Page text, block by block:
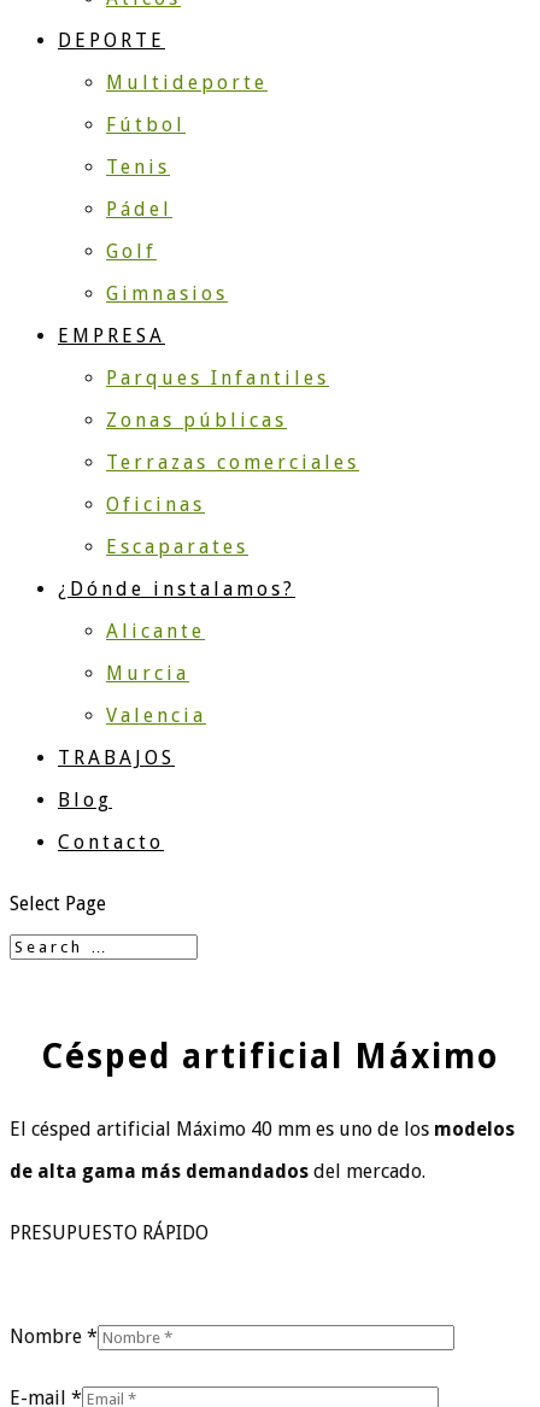
DEPORTE
Multideporte
Fútbol
Tenis
Pádel
Golf
Gimnasios
EMPRESA
Parques Infantiles
Zonas públicas
Terrazas comerciales
Oficinas
Escaparates
¿Dónde instalamos?
Alicante
Murcia
Valencia
TRABAJOS
Blog
Contacto
Select Page
Césped artificial Máximo
El césped artificial Máximo 40 mm es uno de los modelos
de alta gama más demandados del mercado.
PRESUPUESTO RÁPIDO
Nombre *
E-mail *